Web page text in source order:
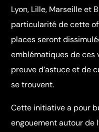
Lyon, Lille, Marseille et
particularité de cette
places seront
emblématiques de ces
preuve d’astuce et de
se trouvent.
Cette initiative a pour
engouement autour de